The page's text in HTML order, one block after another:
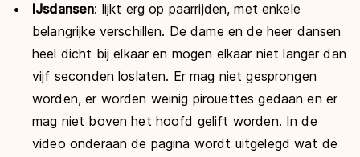
IJsdansen: lijkt erg op paarrijden, met enkele
belangrijke verschillen. De dame en de heer dansen
heel dicht bij elkaar en mogen elkaar niet langer dan
vijf seconden loslaten. Er mag niet gesprongen
worden, er worden weinig pirouettes gedaan en er
mag niet boven het hoofd gelift worden. In de
video onderaan de pagina wordt uitgelegd wat de